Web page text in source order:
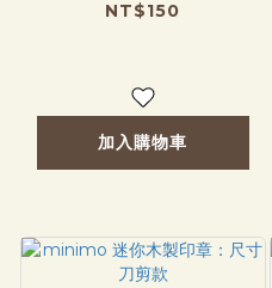
NT$150
加入購物車